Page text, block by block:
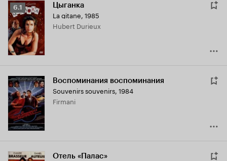
Рейтинг
Кинопоиска
6.1
6.1 Цыганка
La gitane, 1985
Hubert Durieux
Воспоминания воспоминания
Souvenirs souvenirs, 1984
Firmani
Отель «Палас»